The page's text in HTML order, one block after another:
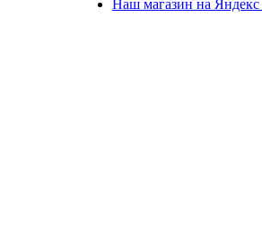
Наш магазин на